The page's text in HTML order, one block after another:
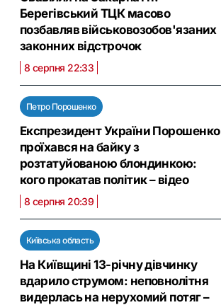
Берегівський ТЦК масово
позбавляв військовозобов'язаних
законних відстрочок
8 серпня 22:33
Петро Порошенко
Експрезидент України Порошенко
проїхався на байку з
розтатуйованою блондинкою:
кого прокатав політик – відео
8 серпня 20:39
Київська область
На Київщині 13-річну дівчинку
вдарило струмом: неповнолітня
видерлась на нерухомий потяг –